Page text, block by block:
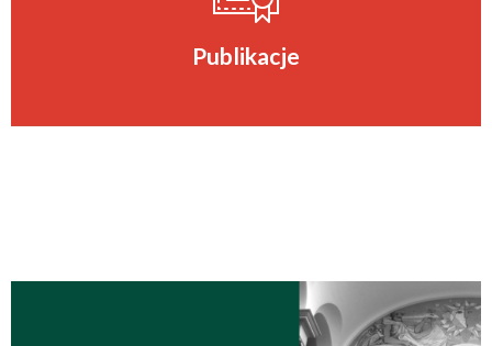
Publikacje